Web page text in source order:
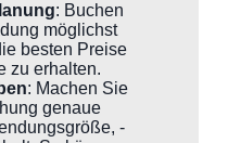
: Buchen
möglichst
besten Preise
zu erhalten.
: Machen Sie
genaue
-